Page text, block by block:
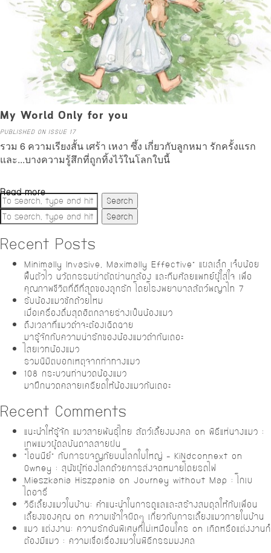
My World Only for you
PUBLISHED ON ISSUE 17
รวม 6 ความเรียงสั้น เศร้า เหงา ซึ้ง เกี่ยวกับลูกหมา รักครั้งแรก
และ...บางความรู้สึกที่ถูกทิ้งไว้ในโลกใบนี้
Read more
Search
Search
Recent Posts
Minimally Invasive, Maximally Effective” แผลเล็ก เจ็บน้อย
ฟื้นตัวไว นวัตกรรมผ่าตัดผ่านกล้อง และทีมศัลยแพทย์ผู้ใส่ใจ เพื่อ
คุณภาพชีวิตที่ดีที่สุดของลูกรัก โดยโรงพยาบาลสัตว์พญาไท 7
รับน้องแมวซักถ้วยไหม
เมื่อเครื่องดื่มสุดฮิตกลายร่างเป็นน้องแมว
ถึงเวลาที่แมวดำจะต้องเฉิดฉาย
มารู้จักกับความน่ารักของน้องแมวดำกันเถอะ
ไสยเวทน้องแมว
รวมนิมิตบอกเหตุจากท่าทางแมว
108 กระบวนท่านวดน้องแมว
มาฝึกนวดคลายเครียดให้น้องแมวกันเถอะ
Recent Comments
แนะนำให้รู้จัก แมวสายพันธุ์ไทย สัตว์เลี้ยงมงคล on พิธีแห่นางแมว :
เทพแมวผู้ดลบันดาลสายฝน
“โอนนีย์” กับการผจญภัยบนโลกใบใหญ่ – KiNdconnext on
Owney : สุนัขผู้ท่องโลกด้วยการส่งจดหมายโดยรถไฟ
Mieszkania Hiszpania on Journey without Map : โกเบ
ไดอารี่
วิธีเลี้ยงแมวในบ้าน: คำแนะนำในการดูแลและสร้างสมดุลให้กับเพื่อน
เลี้ยงของคุณ on ความเข้าใจผิดๆ เกี่ยวกับการเลี้ยงแมวภายในบ้าน
แมว แต่งงาน: ความรักอันพิเศษที่ไม่เหมือนใคร on เกิดหรือแต่งงานก็
ต้องมีแมว : ความเชื่อเรื่องแมวในพิธีกรรมมงคล